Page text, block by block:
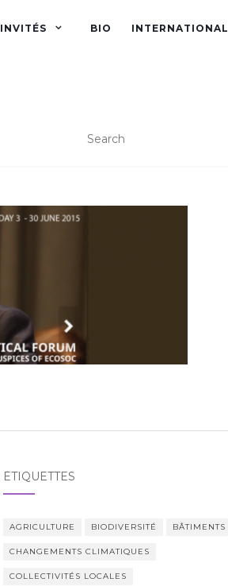
INVITÉS BIO INTERNATIONAL
ÉTIQUETTES
AGRICULTURE BIODIVERSITÉ BÂTIMENTS
CHANGEMENTS CLIMATIQUES
COLLECTIVITÉS LOCALES